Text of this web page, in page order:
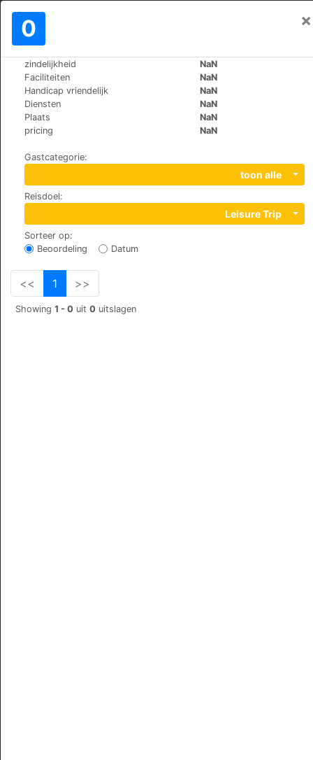
0 ×
zindelijkheid
NaN
Faciliteiten
NaN
Handicap vriendelijk
NaN
Diensten
NaN
Plaats
NaN
pricing
NaN
Gastcategorie:
toon alle
Reisdoel:
Leisure Trip
Sorteer op:
Beoordeling
Datum
<< 1 >>
Showing 1 - 0 uit 0 uitslagen
Wereld>Bulgaria
Holiday Complex Rainbow
+359 (0)899609660
Sunny beach, cacao beach, 8214